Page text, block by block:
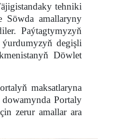
tehniki
Söwda amallaryny
Paýtagtymyzyň
ýurdumyzyň degişli
Döwlet
maksatlaryna
Portaly
zerur amallar ara